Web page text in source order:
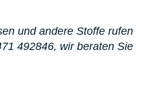
und andere Stoffe rufen
492846, wir beraten Sie